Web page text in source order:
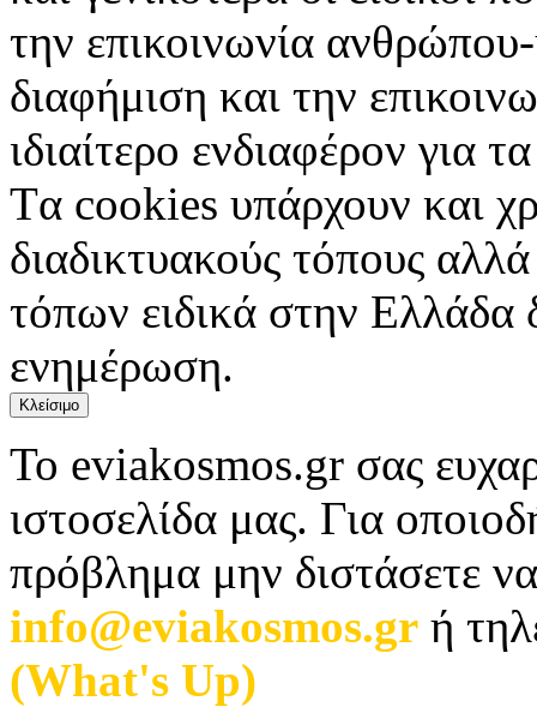
την επικοινωνία
διαφήμιση και την
ιδιαίτερο ενδιαφέρον για
Tα cookies υπάρχουν και
διαδικτυακούς τόπους
τόπων ειδικά στην Ελλάδα
ενημέρωση.
Κλείσιμο
Το eviakosmos.gr σας
ιστοσελίδα μας. Για
πρόβλημα μην διστάσετε
info@eviakosmos.gr ή
(What's Up)